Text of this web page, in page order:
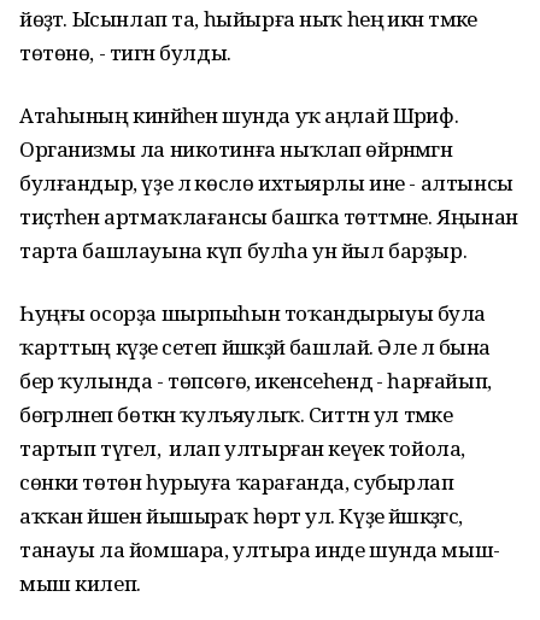
йөҙәтә. Ысынлап та, һыйырға ныҡ һеңә икән тәмәке
төтөнө, - тигән булды.
Атаһының кинәйәһен шунда уҡ аңлай Шәриф.
Организмы ла никотинға ныҡлап өйрәнмәгән
булғандыр, үҙе лә көслө ихтыярлы ине - алтынсы
тиҫтәһен артмаҡлағансы башҡа төтәтмәне. Яңынан
тарта башлауына күп булһа ун йыл барҙыр.
Һуңғы осорҙа шырпыһын тоҡандырыуы була
ҡарттың күҙе әсетеп йәшкәҙәй башлай. Әле лә бына
бер ҡулында - төпсөгө, икенсеһендә - һарғайып,
бөгәрләнеп бөткән ҡулъяулыҡ. Ситтән ул тәмәке
тартып түгел, ә илап ултырған кеүек тойола,
сөнки төтөн һурыуға ҡарағанда, субырлап
аҡҡан йәшен йышыраҡ һөртә ул. Күҙе йәшкәҙәгәс,
танауы ла йомшара, ултыра инде шунда мыш-
мыш килеп.